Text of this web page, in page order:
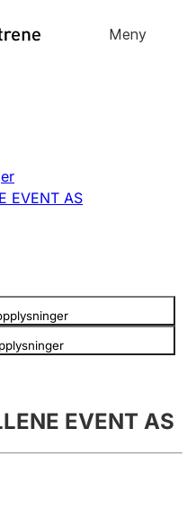
Meny
EVENT AS
EVENT AS